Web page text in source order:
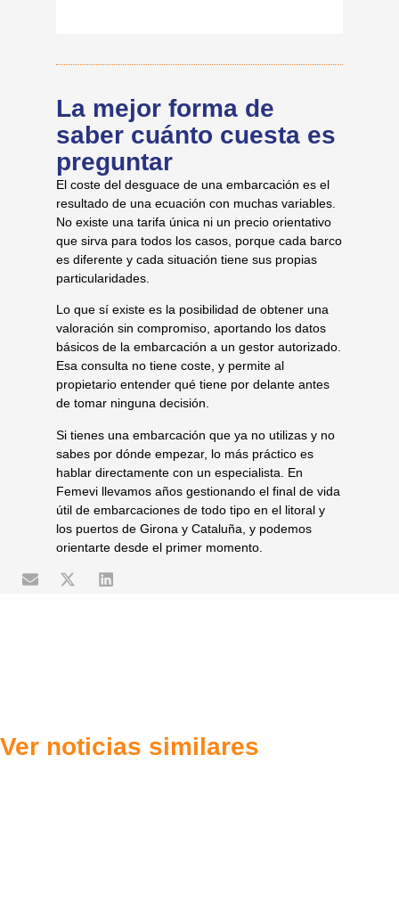
La mejor forma de
saber cuánto cuesta es
preguntar
El coste del desguace de una embarcación es el
resultado de una ecuación con muchas variables.
No existe una tarifa única ni un precio orientativo
que sirva para todos los casos, porque cada barco
es diferente y cada situación tiene sus propias
particularidades.
Lo que sí existe es la posibilidad de obtener una
valoración sin compromiso, aportando los datos
básicos de la embarcación a un gestor autorizado.
Esa consulta no tiene coste, y permite al
propietario entender qué tiene por delante antes
de tomar ninguna decisión.
Si tienes una embarcación que ya no utilizas y no
sabes por dónde empezar, lo más práctico es
hablar directamente con un especialista. En
Femevi llevamos años gestionando el final de vida
útil de embarcaciones de todo tipo en el litoral y
los puertos de Girona y Cataluña, y podemos
orientarte desde el primer momento.
Ver noticias similares